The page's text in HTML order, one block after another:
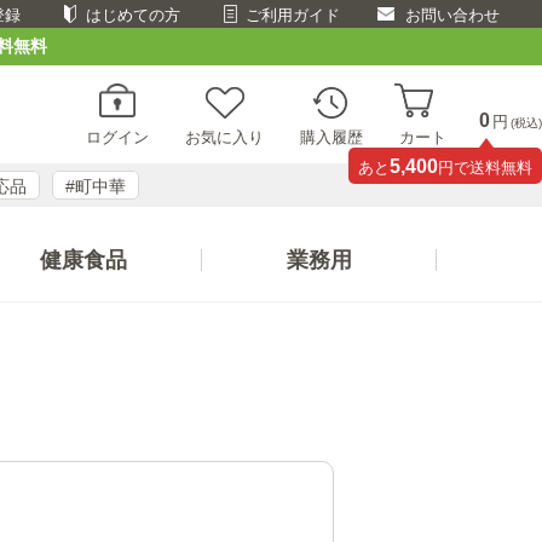
録 はじめての方 ご利用ガイド お問い合わせ
無料
ログイン お気に入り 購入履歴 カート
0 円 (税込)
あと 5,400円で送料無料
品 #町中華
健康食品 業務用